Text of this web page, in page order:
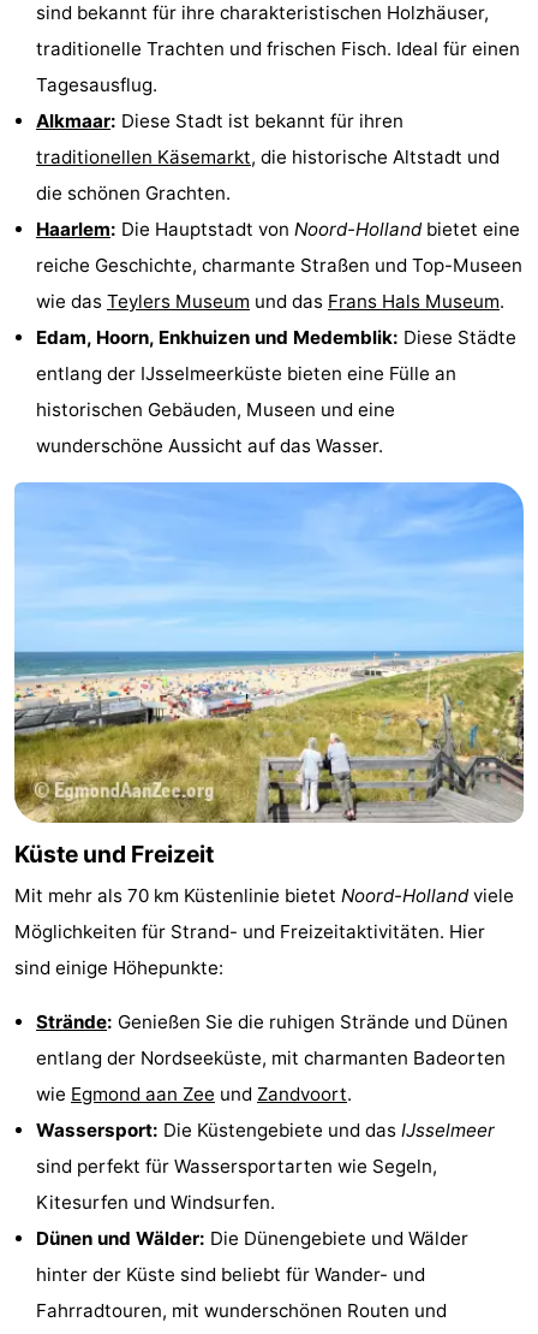
sind bekannt für ihre charakteristischen Holzhäuser,
traditionelle Trachten und frischen Fisch. Ideal für einen
Tagesausflug.
Alkmaar: Diese Stadt ist bekannt für ihren
traditionellen Käsemarkt, die historische Altstadt und
die schönen Grachten.
Haarlem: Die Hauptstadt von Noord-Hollandbietet eine
reiche Geschichte, charmante Straßen und Top-Museen
wie das Teylers Museum und das Frans Hals Museum.
Edam, Hoorn, Enkhuizen und Medemblik: Diese Städte
entlang der IJsselmeerküste bieten eine Fülle an
historischen Gebäuden, Museen und eine
wunderschöne Aussicht auf das Wasser.
Küste und Freizeit
Mit mehr als 70 km Küstenlinie bietet Noord-Hollandviele
Möglichkeiten für Strand- und Freizeitaktivitäten. Hier
sind einige Höhepunkte:
Strände: Genießen Sie die ruhigen Strände und Dünen
entlang der Nordseeküste, mit charmanten Badeorten
wie Egmond aan Zee und Zandvoort.
Wassersport: Die Küstengebiete und das IJsselmeer
sind perfekt für Wassersportarten wie Segeln,
Kitesurfen und Windsurfen.
Dünen und Wälder: Die Dünengebiete und Wälder
hinter der Küste sind beliebt für Wander- und
Fahrradtouren, mit wunderschönen Routen und